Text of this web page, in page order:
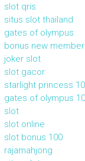
slot qris
situs slot thailand
gates of olympus
bonus new member
joker slot
slot gacor
starlight princess
gates of olympus
slot
slot online
slot bonus 100
rajamahjong